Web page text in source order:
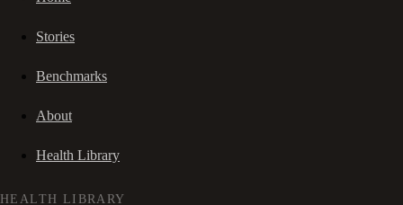
Stories
Benchmarks
About
Health Library
HEALTH LIBRARY